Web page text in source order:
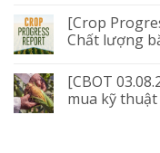
[Crop
Chất lượng
[CBOT
mua kỹ thuật